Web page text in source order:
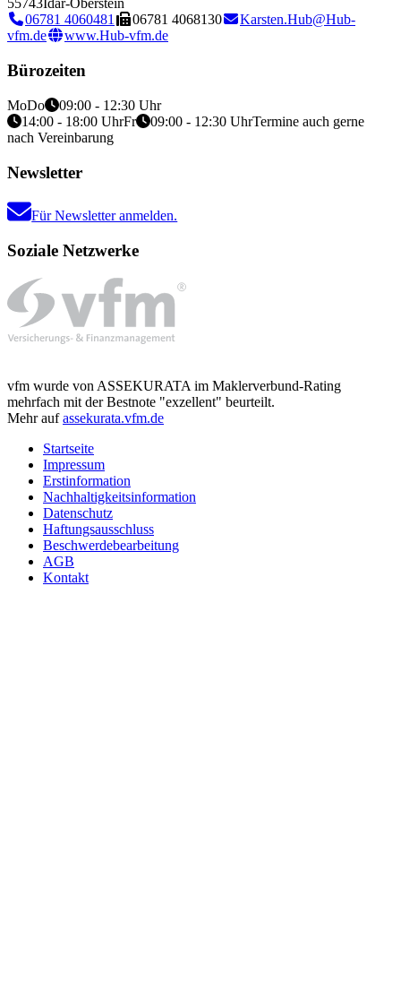
55743 Idar-Oberstein
06781 4060481
06781 4068130
Karsten.Hub@Hub-
vfm.de
www.Hub-vfm.de
Bürozeiten
MoDo
09:00 - 12:30 Uhr
14:00 - 18:00 UhrFr 09:00 - 12:30 UhrTermine auch gerne
nach Vereinbarung
Newsletter
Für Newsletter anmelden.
Soziale Netzwerke
vfm wurde von ASSEKURATA im Maklerverbund-Rating
mehrfach mit der Bestnote "exzellent" beurteilt.
Mehr aufassekurata.vfm.de
Startseite
Impressum
Erstinformation
Nachhaltigkeitsinformation
Datenschutz
Haftungsausschluss
Beschwerdebearbeitung
AGB
Kontakt